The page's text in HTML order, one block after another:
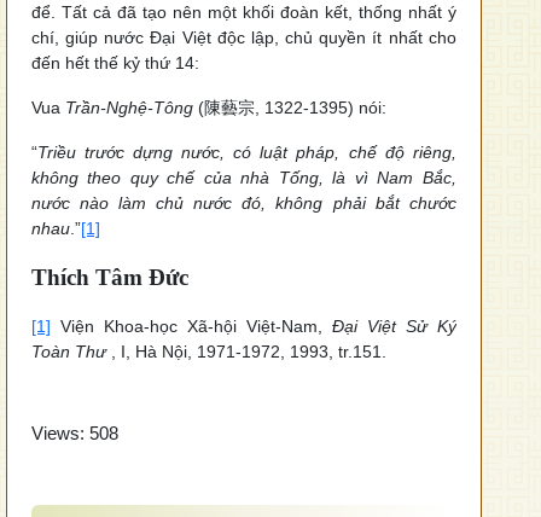
để. Tất cả đã tạo nên một khối đoàn kết, thống nhất ý
chí, giúp nước Đại Việt độc lập, chủ quyền ít nhất cho
đến hết thế kỷ thứ 14:
Vua Trần-Nghệ-Tông (陳藝宗, 1322-1395) nói:
“Triều trước dựng nước, có luật pháp, chế độ riêng,
không theo quy chế của nhà Tống, là vì Nam Bắc,
nước nào làm chủ nước đó, không phải bắt chước
nhau .”[1]
Thích Tâm Đức
[1] Viện Khoa-học Xã-hội Việt-Nam, Đại Việt Sử Ký
Toàn Thư
, I, Hà Nội, 1971-1972, 1993, tr.151.
Views: 508